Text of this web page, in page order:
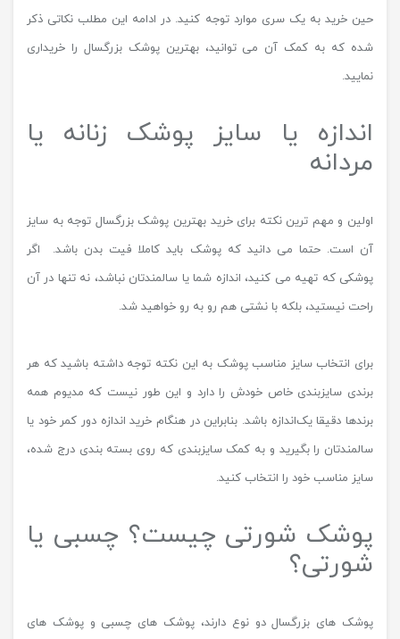
حین خرید به یک سری موارد توجه کنید. در ادامه این مطلب نکاتی ذکر
شده که به کمک آن می توانید، بهترین پوشک بزرگسال را خریداری
نمایید.
اندازه یا سایز پوشک زنانه یا
مردانه
اولین و مهم ترین نکته برای خرید بهترین پوشک بزرگسال توجه به سایز
آن است. حتما می دانید که پوشک باید کاملا فیت بدن باشد. اگر
پوشکی که تهیه می کنید، اندازه شما یا سالمندتان نباشد، نه تنها در آن
راحت نیستید، بلکه با نشتی هم رو به رو خواهید شد.
برای انتخاب سایز مناسب پوشک به این نکته توجه داشته باشید که هر
برندی سایزبندی خاص خودش را دارد و این طور نیست که مدیوم همه
برندها دقیقا یک‌اندازه باشد. بنابراین در هنگام خرید اندازه دور کمر خود یا
سالمندتان را بگیرید و به کمک سایزبندی که روی بسته بندی درج شده،
سایز مناسب خود را انتخاب کنید.
پوشک شورتی چیست؟ چسبی یا
شورتی؟
پوشک های بزرگسال دو نوع دارند، پوشک های چسبی و پوشک های